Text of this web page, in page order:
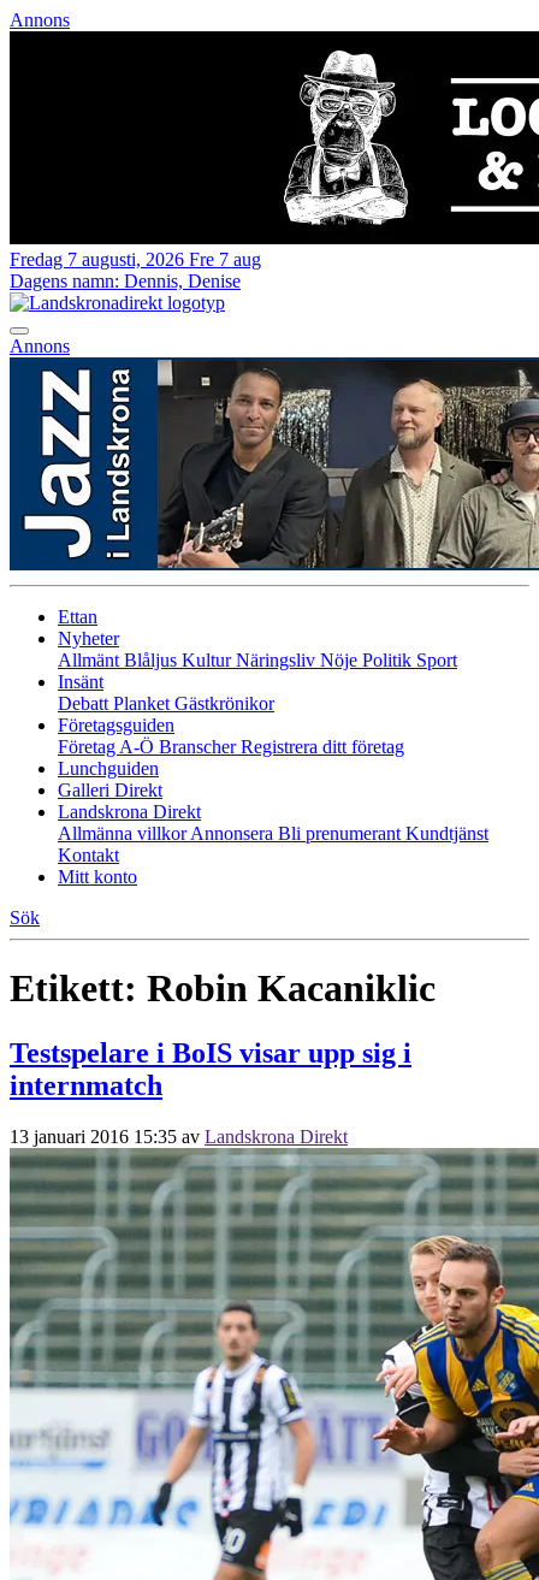
Annons
Fredag 7 augusti, 2026 Fre 7 aug
Dagens namn: Dennis, Denise
Annons
Ettan
Nyheter
Allmänt Blåljus KulturNäringsliv Nöje Politik Sport
Insänt
Debatt Planket Gästkrönikor
Företagsguiden
Företag A-Ö BranscherRegistrera ditt företag
Lunchguiden
Galleri Direkt
Landskrona Direkt
Allmänna villkorAnnonsera Bli prenumerant Kundtjänst
Kontakt
Mitt konto
Sök
Etikett: Robin Kacaniklic
Testspelare i BoIS visar upp sig i
internmatch
13 januari 2016 15:35 av Landskrona Direkt